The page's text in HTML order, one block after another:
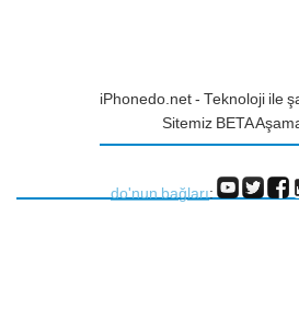
iPhonedo.net - Teknoloji ile
Sitemiz BETA
do'nun bağları: